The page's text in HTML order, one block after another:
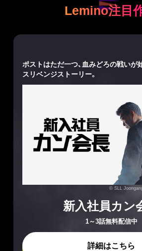
Lemino注目
ポストはただ一つ、血みどろの戦いが
スリベンジストーリー。
© SLL
新入社員カン
1～3話無料配信中
詳細はこちら